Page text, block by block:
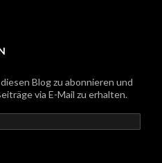
Blog zu abonnieren und
via E-Mail zu erhalten.